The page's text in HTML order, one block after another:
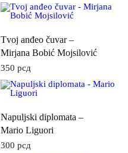
Tvoj anđeo čuvar –
Mirjana Bobić Mojsilović
350 рсд
Napuljski diplomata –
Mario Liguori
300 рсд